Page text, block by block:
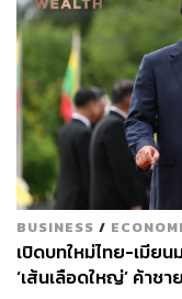
BUSINESS /
เปิดบทใหม่ไทย-เมีย
‘เส้นเลือดใหญ่’ ค้าช